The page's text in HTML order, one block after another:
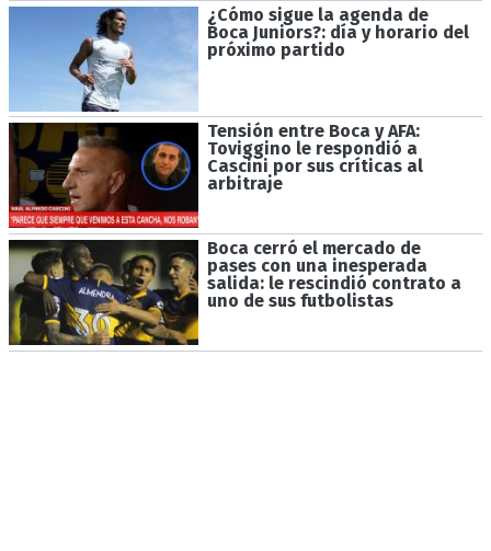
¿Cómo sigue la agenda de
Boca Juniors?: día y horario del
próximo partido
Tensión entre Boca y AFA:
Toviggino le respondió a
Cascini por sus críticas al
arbitraje
Boca cerró el mercado de
pases con una inesperada
salida: le rescindió contrato a
uno de sus futbolistas